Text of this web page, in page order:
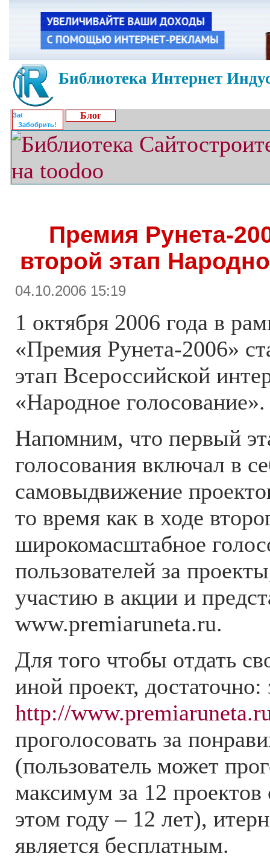
Библиотека Интернет
Забобрить!
Блог
Премия Рунета-
второй этап
04.10.2006 15:19
1 октября 2006 года в
«Премия Рунета-2006»
этап Всероссийской
«Народное голосование».
Напомним, что первый
голосования включал в
самовыдвижение
то время как в ходе
широкомасштабное
пользователей за
участию в акции и
www.premiaruneta.ru.
Для того чтобы отдать
иной проект,
http://
проголосовать за
(пользователь может
максимум за 12 проектов
этом году – 12 лет),
является бесплатным.